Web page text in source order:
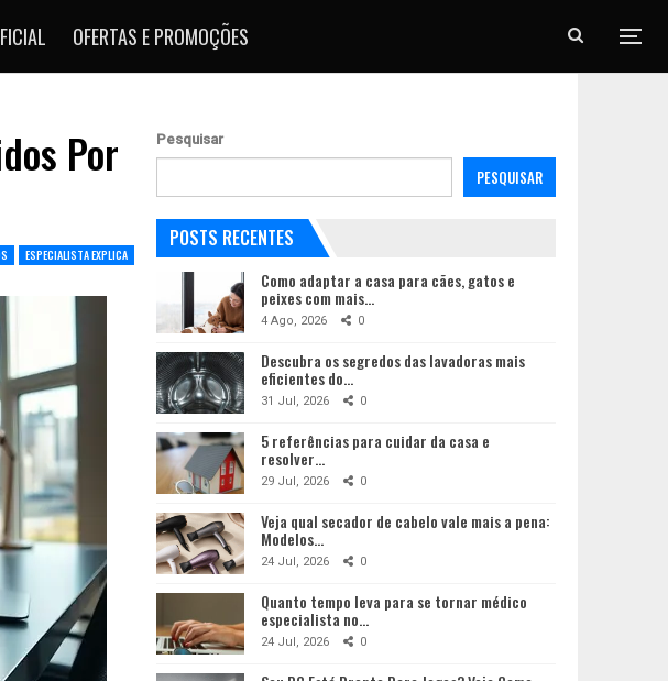
OFERTAS E PROMOÇÕES
Por
ESPECIALISTA EXPLICA
Pesquisar
PESQUISAR
POSTS RECENTES
Como adaptar a casa para cães, gatos e
peixes com mais…
4 Ago, 2026 0
Descubra os segredos das lavadoras mais
eficientes do…
31 Jul, 2026 0
5 referências para cuidar da casa e
resolver…
29 Jul, 2026 0
Veja qual secador de cabelo vale mais a pena:
Modelos…
24 Jul, 2026 0
Quanto tempo leva para se tornar médico
especialista no…
24 Jul, 2026 0